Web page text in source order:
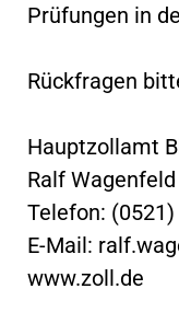
Prüfungen in
Rückfragen
Hauptzollamt
Ralf Wagenfeld
Telefon:
E-Mail:
www.zoll.de